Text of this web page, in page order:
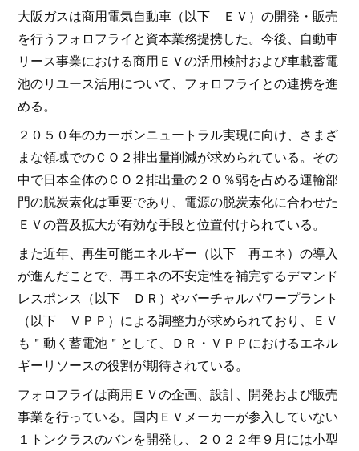
大阪ガスは商用電気自動車（以下 ＥＶ）の開発・販売
を行うフォロフライと資本業務提携した。今後、自動車
リース事業における商用ＥＶの活用検討および車載蓄電
池のリユース活用について、フォロフライとの連携を進
める。
２０５０年のカーボンニュートラル実現に向け、さまざ
まな領域でのＣＯ２排出量削減が求められている。その
中で日本全体のＣＯ２排出量の２０％弱を占める運輸部
門の脱炭素化は重要であり、電源の脱炭素化に合わせた
ＥＶの普及拡大が有効な手段と位置付けられている。
また近年、再生可能エネルギー（以下 再エネ）の導入
が進んだことで、再エネの不安定性を補完するデマンド
レスポンス（以下 ＤＲ）やバーチャルパワープラント
（以下 ＶＰＰ）による調整力が求められており、ＥＶ
も＂動く蓄電池＂として、ＤＲ・ＶＰＰにおけるエネル
ギーリソースの役割が期待されている。
フォロフライは商用ＥＶの企画、設計、開発および販売
事業を行っている。国内ＥＶメーカーが参入していない
１トンクラスのバンを開発し、２０２２年９月には小型